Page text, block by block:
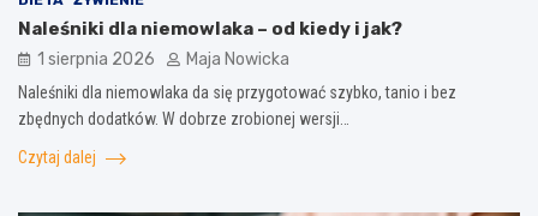
Naleśniki dla niemowlaka – od kiedy i jak?
1 sierpnia 2026 Maja Nowicka
Naleśniki dla niemowlaka da się przygotować szybko, tanio i bez
zbędnych dodatków. W dobrze zrobionej wersji…
Czytaj dalej